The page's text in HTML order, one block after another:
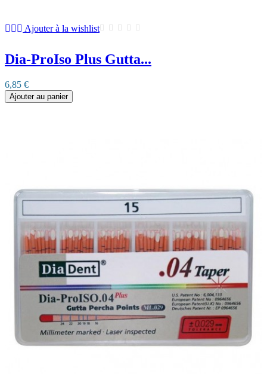
Ajouter à la wishlist
Dia-ProIso Plus Gutta...
6,85 €
Ajouter au panier